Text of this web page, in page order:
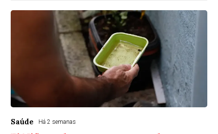
Saúde Há 2 semanas